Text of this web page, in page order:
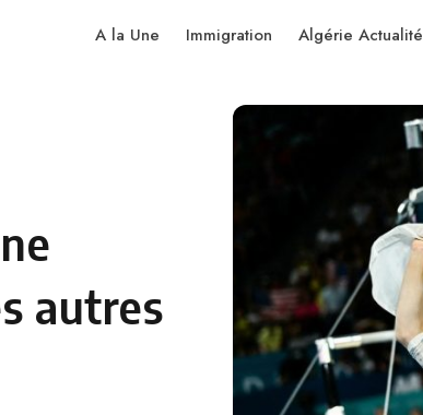
A la Une Immigration Algérie Actualité
autres